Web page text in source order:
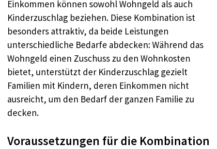
Einkommen können sowohl Wohngeld als auch
Kinderzuschlag beziehen. Diese Kombination ist
besonders attraktiv, da beide Leistungen
unterschiedliche Bedarfe abdecken: Während das
Wohngeld einen Zuschuss zu den Wohnkosten
bietet, unterstützt der Kinderzuschlag gezielt
Familien mit Kindern, deren Einkommen nicht
ausreicht, um den Bedarf der ganzen Familie zu
decken.
Voraussetzungen für die Kombination